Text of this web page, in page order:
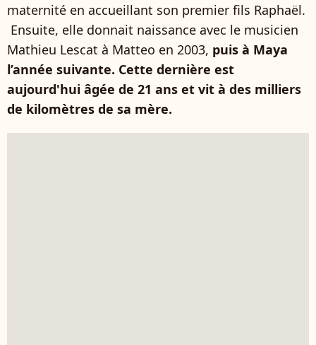
maternité en accueillant son premier fils Raphaël.
Ensuite, elle donnait naissance avec le musicien
Mathieu Lescat à Matteo en 2003, puis à Maya
l’année suivante. Cette dernière est
aujourd'hui âgée de 21 ans et vit à des milliers
de kilomètres de sa mère.